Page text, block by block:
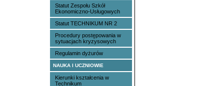
Statut Zespołu Szkół
Ekonomiczno-Usługowych
Statut TECHNIKUM NR 2
Procedury postępowania w
sytuacjach kryzysowych
Regulamin dyżurów
NAUKA I UCZNIOWIE
Kierunki kształcenia w
Technikum